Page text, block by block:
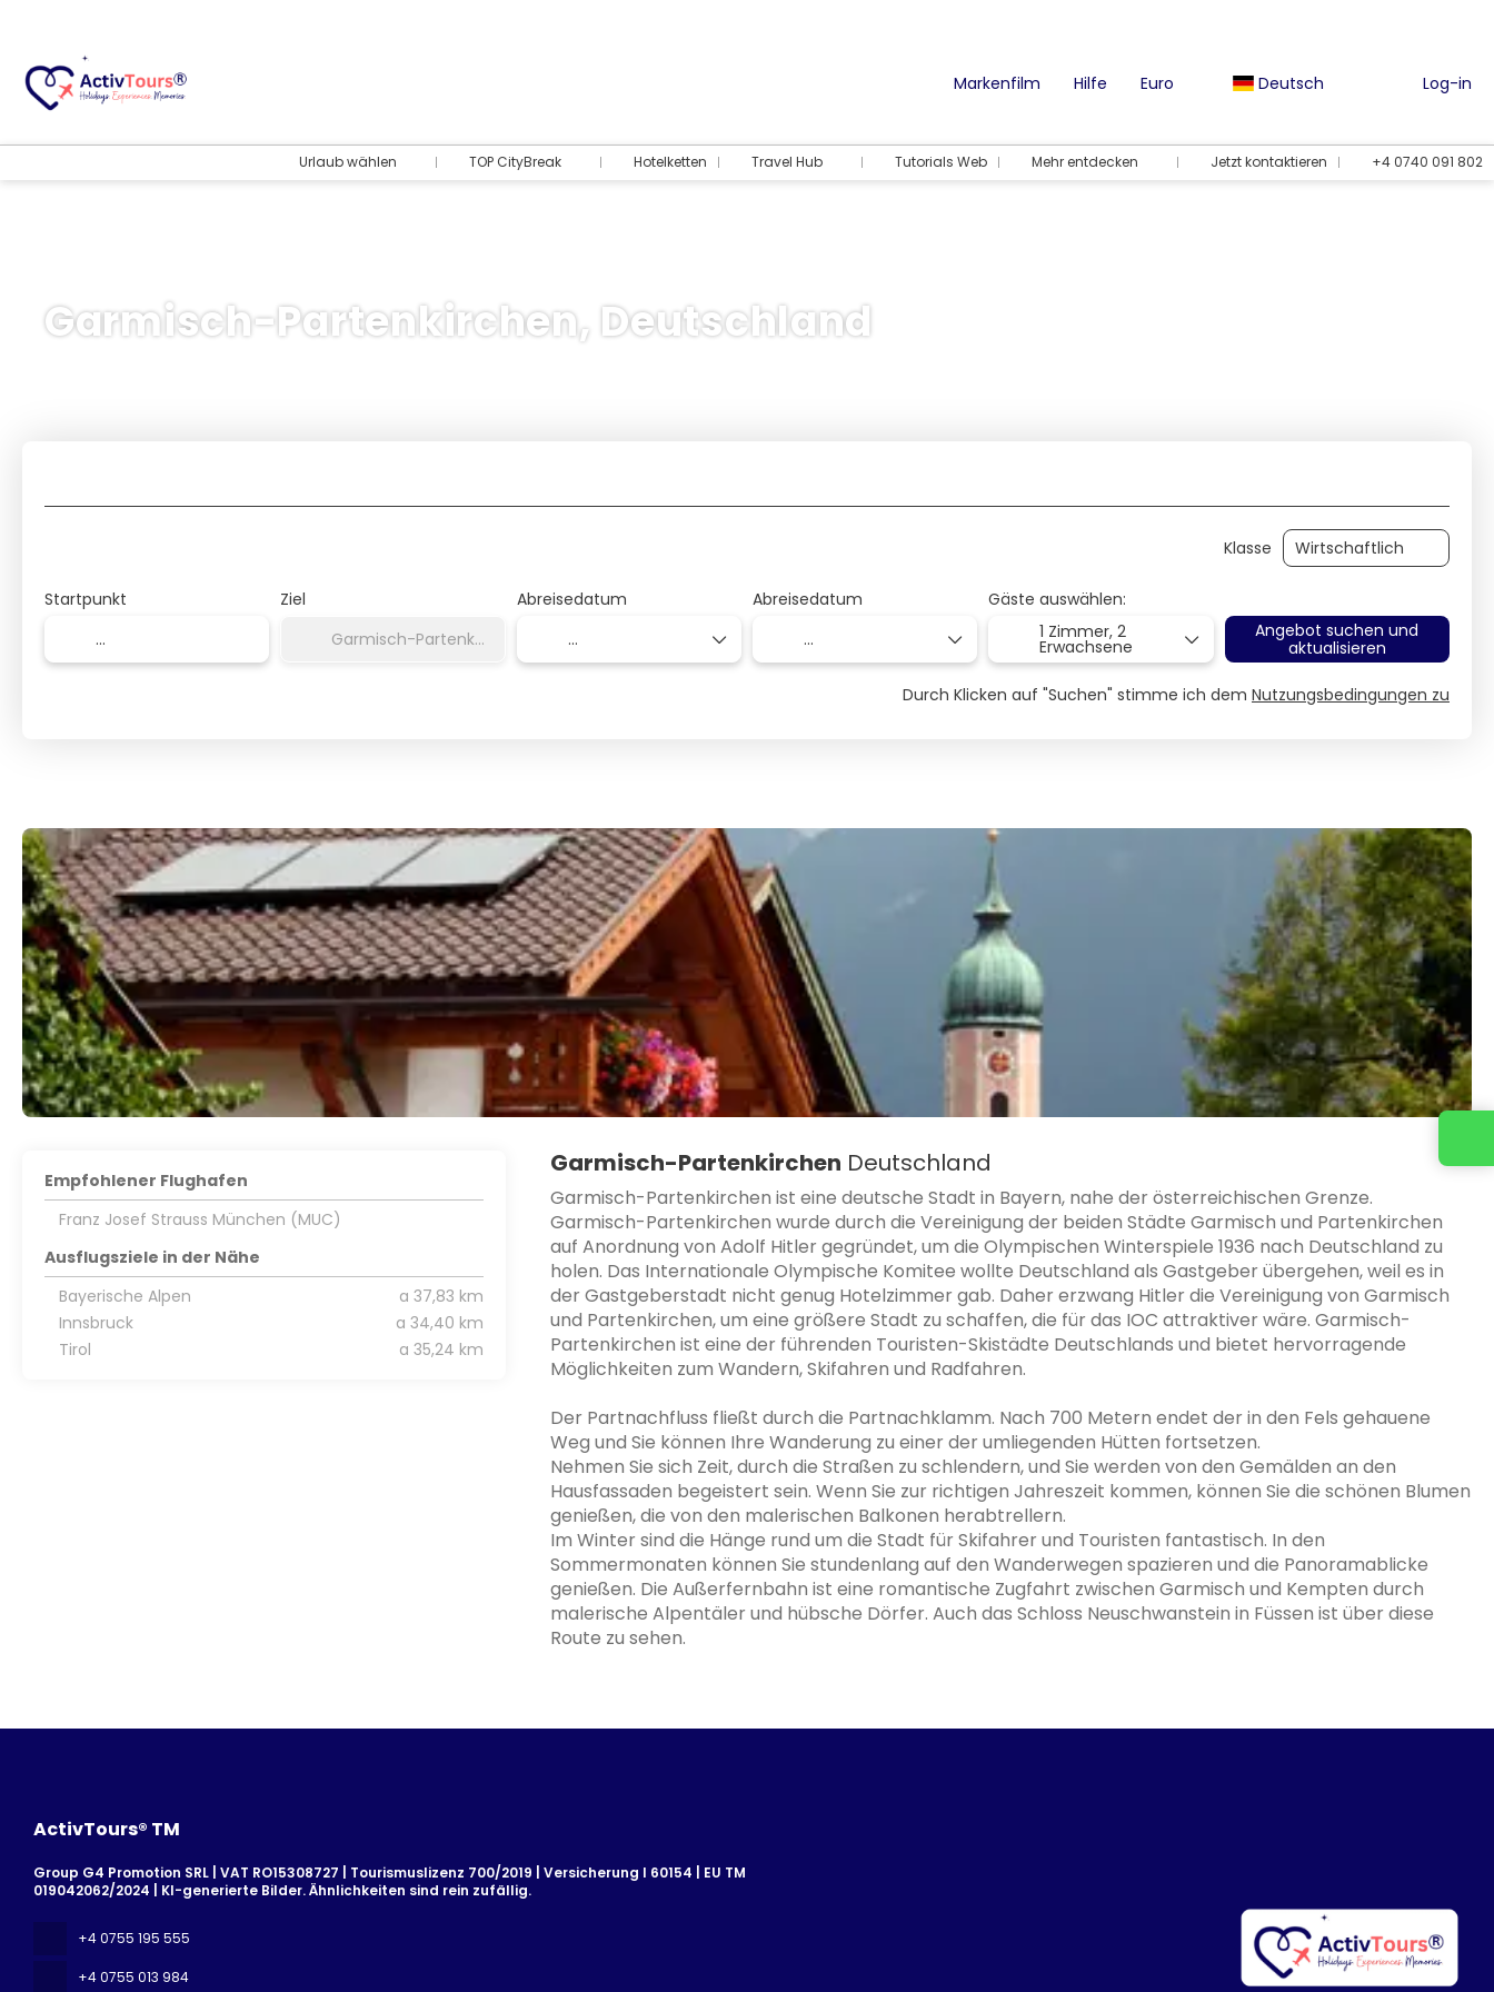
Markenfilm Hilfe Euro Deutsch Log-in
Urlaub wählen TOP CityBreak Hotelketten Travel Hub Tutorials Web Mehr entdecken Jetzt kontaktieren +4 0740 091 802
Garmisch-Partenkirchen, Deutschland
Klasse
Startpunkt Ziel Abreisedatum Abreisedatum
Gäste auswählen:
1 Zimmer,2
Erwachsene
Angebot suchen und
aktualisieren
Durch Klicken auf "Suchen" stimme ich dem Nutzungsbedingungen zu
Garmisch-Partenkirchen Deutschland
Garmisch-Partenkirchen ist eine deutsche Stadt in Bayern, nahe der österreichischen Grenze.
Garmisch-Partenkirchen wurde durch die Vereinigung der beiden Städte Garmisch und Partenkirchen
auf Anordnung von Adolf Hitler gegründet, um die Olympischen Winterspiele 1936 nach Deutschland zu
holen. Das Internationale Olympische Komitee wollte Deutschland als Gastgeber übergehen, weil es in
der Gastgeberstadt nicht genug Hotelzimmer gab. Daher erzwang Hitler die Vereinigung von Garmisch
und Partenkirchen, um eine größere Stadt zu schaffen, die für das IOC attraktiver wäre. Garmisch-
Partenkirchen ist eine der führenden Touristen-Skistädte Deutschlands und bietet hervorragende
Möglichkeiten zum Wandern, Skifahren und Radfahren.
Der Partnachfluss fließt durch die Partnachklamm. Nach 700 Metern endet der in den Fels gehauene
Weg und Sie können Ihre Wanderung zu einer der umliegenden Hütten fortsetzen.
Nehmen Sie sich Zeit, durch die Straßen zu schlendern, und Sie werden von den Gemälden an den
Hausfassaden begeistert sein. Wenn Sie zur richtigen Jahreszeit kommen, können Sie die schönen Blumen
genießen, die von den malerischen Balkonen herabtrellern.
Im Winter sind die Hänge rund um die Stadt für Skifahrer und Touristen fantastisch. In den
Sommermonaten können Sie stundenlang auf den Wanderwegen spazieren und die Panoramablicke
genießen. Die Außerfernbahn ist eine romantische Zugfahrt zwischen Garmisch und Kempten durch
malerische Alpentäler und hübsche Dörfer. Auch das Schloss Neuschwanstein in Füssen ist über diese
Route zu sehen.
Empfohlener Flughafen
Franz Josef Strauss München (MUC)
Ausflugsziele in der Nähe
Bayerische Alpen
a 37,83 km
Innsbruck
a 34,40 km
Tirol
a 35,24 km
ActivTours® TM
Group G4 Promotion SRL | VAT RO15308727 | Tourismuslizenz 700/2019 | Versicherung I 60154 | EU TM
019042062/2024 | KI-generierte Bilder. Ähnlichkeiten sind rein zufällig.
+4 0755 195 555
+4 0755 013 984